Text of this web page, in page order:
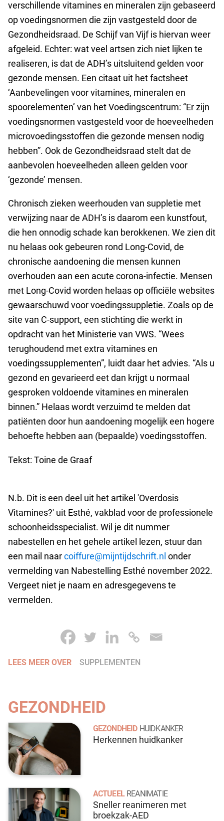
verschillende vitamines en mineralen zijn gebaseerd
op voedingsnormen die zijn vastgesteld door de
Gezondheidsraad. De Schijf van Vijf is hiervan weer
afgeleid. Echter: wat veel artsen zich niet lijken te
realiseren, is dat de ADH’s uitsluitend gelden voor
gezonde mensen. Een citaat uit het factsheet
‘Aanbevelingen voor vitamines, mineralen en
spoorelementen’ van het Voedingscentrum: “Er zijn
voedingsnormen vastgesteld voor de hoeveelheden
microvoedingsstoffen die gezonde mensen nodig
hebben”. Ook de Gezondheidsraad stelt dat de
aanbevolen hoeveelheden alleen gelden voor
‘gezonde’ mensen.
Chronisch zieken weerhouden van suppletie met
verwijzing naar de ADH’s is daarom een kunstfout,
die hen onnodig schade kan berokkenen. We zien dit
nu helaas ook gebeuren rond Long-Covid, de
chronische aandoening die mensen kunnen
overhouden aan een acute corona-infectie. Mensen
met Long-Covid worden helaas op officiële websites
gewaarschuwd voor voedingssuppletie. Zoals op de
site van C-support, een stichting die werkt in
opdracht van het Ministerie van VWS. “Wees
terughoudend met extra vitamines en
voedingssupplementen”, luidt daar het advies. “Als u
gezond en gevarieerd eet dan krijgt u normaal
gesproken voldoende vitamines en mineralen
binnen.” Helaas wordt verzuimd te melden dat
patiënten door hun aandoening mogelijk een hogere
behoefte hebben aan (bepaalde) voedingsstoffen.
Tekst: Toine de Graaf
N.b. Dit is een deel uit het artikel 'Overdosis
Vitamines?' uit Esthé, vakblad voor de professionele
schoonheidsspecialist. Wil je dit nummer
nabestellen en het gehele artikel lezen, stuur dan
een mail naarcoiffure@mijntijdschrift.nl onder
vermelding van Nabestelling Esthé november 2022.
Vergeet niet je naam en adresgegevens te
vermelden.
LEES MEER OVER SUPPLEMENTEN
GEZONDHEID
GEZONDHEID HUIDKANKER
Herkennen huidkanker
ACTUEEL REANIMATIE
Sneller reanimeren met
broekzak-AED